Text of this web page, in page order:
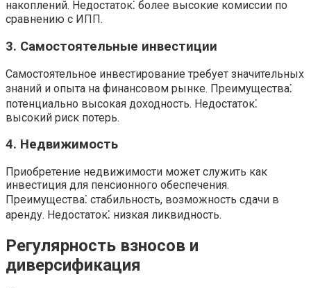
накоплений. Недостаток⁚ более высокие комиссии по
сравнению с ИПП.
3. Самостоятельные инвестиции
Самостоятельное инвестирование требует значительных
знаний и опыта на финансовом рынке. Преимущества⁚
потенциально высокая доходность. Недостаток⁚
высокий риск потерь.
4. Недвижимость
Приобретение недвижимости может служить как
инвестиция для пенсионного обеспечения.
Преимущества⁚ стабильность, возможность сдачи в
аренду. Недостаток⁚ низкая ликвидность.
Регулярность взносов и
диверсификация